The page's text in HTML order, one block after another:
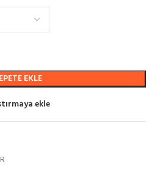
EKLE
ekle